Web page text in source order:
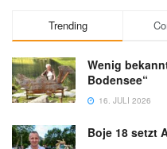
Trending
Wenig
Bodensee“
16. JULI 2026
Boje 18 setzt